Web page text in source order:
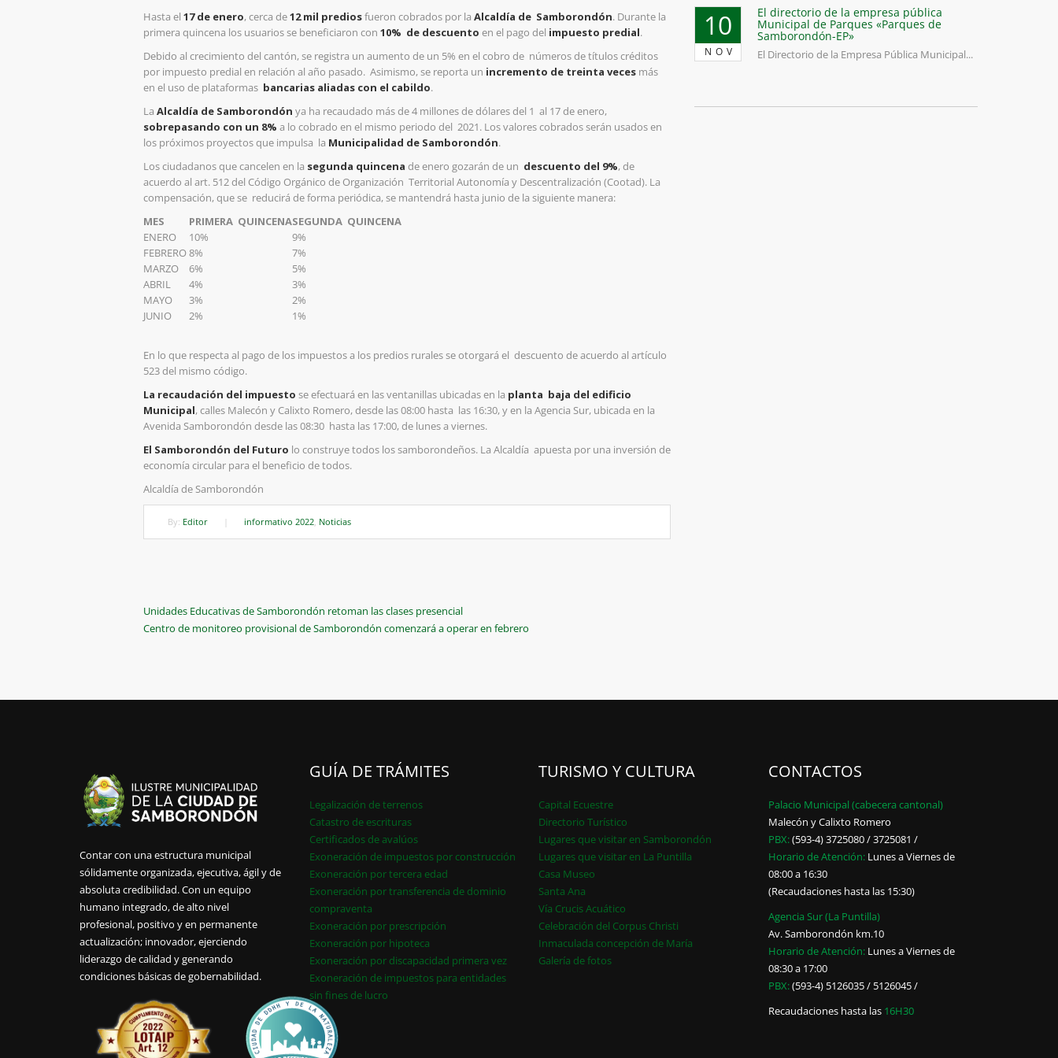
Hasta el 17 de enero, cerca de12 mil prediosfueron cobrados por la Alcaldía de Samborondón. Durante la
primera quincena los usuarios se beneficiaron con 10% de descuento en el pago del impuesto predial.
Debido al crecimiento del cantón, se registra un aumento de un 5% en el cobro de números de títulos créditos
por impuesto predial en relación al año pasado. Asimismo, se reporta un incremento de treinta veces más
en el uso de plataformas bancarias aliadas con el cabildo.
La Alcaldía de Samborondón ya ha recaudado más de 4 millones de dólares del 1 al 17 de enero,
sobrepasando con un 8% a lo cobrado en el mismo periodo del 2021. Los valores cobrados serán usados en
los próximos proyectos que impulsa la Municipalidad de Samborondón.
Los ciudadanos que cancelen en la segunda quincena de enero gozarán de un descuento del 9%, de
acuerdo al art. 512 del Código Orgánico de Organización Territorial Autonomía y Descentralización (Cootad). La
compensación, que se reducirá de forma periódica, se mantendrá hasta junio de la siguiente manera:
MES
PRIMERA QUINCENASEGUNDA QUINCENA
ENERO
10%
9%
FEBRERO8%
7%
MARZO
6%
5%
ABRIL
4%
3%
MAYO
3%
2%
JUNIO
2% 1%
En lo que respecta al pago de los impuestos a los predios rurales se otorgará el descuento de acuerdo al artículo
523 del mismo código.
La recaudación del impuesto se efectuará en las ventanillas ubicadas en la planta baja del edificio
Municipal, calles Malecón y Calixto Romero, desde las 08:00 hasta las 16:30, y en la Agencia Sur, ubicada en la
Avenida Samborondón desde las 08:30 hasta las 17:00, de lunes a viernes.
El Samborondón del Futuro lo construye todos los samborondeños. La Alcaldía apuesta por una inversión de
economía circular para el beneficio de todos.
Alcaldía de Samborondón
By: Editor informativo 2022, Noticias
Navegación
de
Previous
Post
Unidades Educativas de Samborondón retoman las clases presencial
Next
Centro de monitoreo provisional de Samborondón comenzará a operar en febrero
10
NOV
El directorio de la empresa pública
Municipal de Parques «Parques de
Samborondón-EP»
El Directorio de la Empresa Pública Municipal...
Contar con una estructura municipal
sólidamente organizada, ejecutiva, ágil y de
absoluta credibilidad. Con un equipo
humano integrado, de alto nivel
profesional, positivo y en permanente
actualización; innovador, ejerciendo
liderazgo de calidad y generando
condiciones básicas de gobernabilidad.
GUÍA DE TRÁMITES
Legalización de terrenos
Catastro de escrituras
Certificados de avalúos
Exoneración de impuestos por construcción
Exoneración por tercera edad
Exoneración por transferencia de dominio
compraventa
Exoneración por prescripción
Exoneración por hipoteca
Exoneración por discapacidad primera vez
Exoneración de impuestos para entidades
sin fines de lucro
TURISMO Y CULTURA
Capital Ecuestre
Directorio Turístico
Lugares que visitar en Samborondón
Lugares que visitar en La Puntilla
Casa Museo
Santa Ana
Vía Crucis Acuático
Celebración del Corpus Christi
Inmaculada concepción de María
Galería de fotos
CONTACTOS
Palacio Municipal (cabecera cantonal)
Malecón y Calixto Romero
PBX:(593-4) 3725080 / 3725081 /
Horario de Atención:Lunes a Viernes de
08:00 a 16:30
(Recaudaciones hasta las 15:30)
Agencia Sur (La Puntilla)
Av. Samborondón km.10
Horario de Atención:Lunes a Viernes de
08:30 a 17:00
PBX:(593-4) 5126035 / 5126045 /
Recaudaciones hasta las 16H30